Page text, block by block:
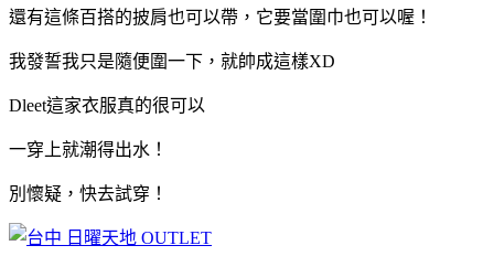
還有這條百搭的披肩也可以帶，它要當圍巾也可以喔！
我發誓我只是隨便圍一下，就帥成這樣XD
Dleet這家衣服真的很可以
一穿上就潮得出水！
別懷疑，快去試穿！